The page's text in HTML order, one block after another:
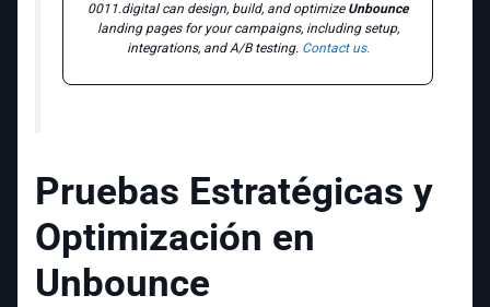
0011.digital can design, build, and optimize Unbounce
landing pages for your campaigns, including setup,
integrations, and A/B testing. Contact us.
Pruebas Estratégicas y
Optimización en
Unbounce